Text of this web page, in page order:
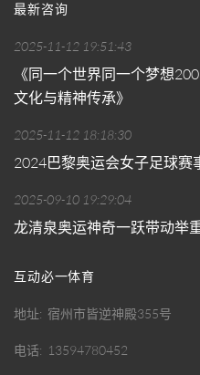
最新咨询
2025-11-12 19:51:43
《同一个世界同一个梦想
文化与精神传承》
2025-11-12 18:18:30
2024巴黎奥运会女子足球
2025-09-10 19:29:04
龙清泉奥运神奇一跃带动举
互动必一体育
地址 宿州市皆逆神殿355号
电话 13594780452